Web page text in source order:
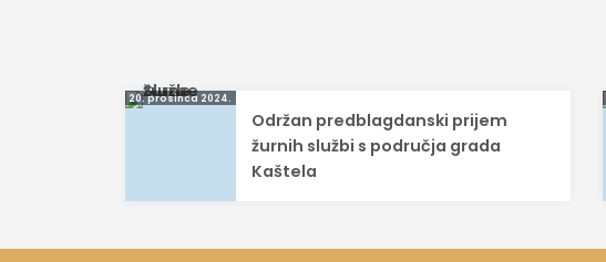
Navigacija
20. prosinca 2024.
Održan predblagdanski prijem
žurnih službi s područja grada
Kaštela